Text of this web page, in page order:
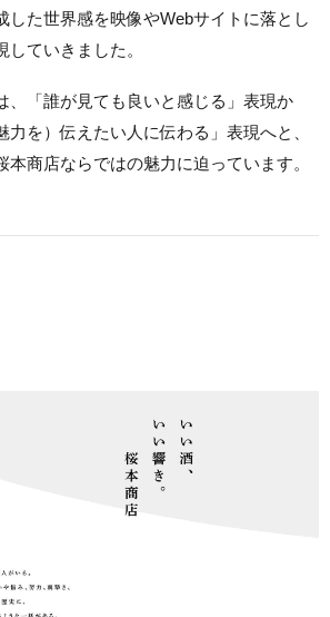
した世界感を映像やWebサイトに落とし
ていきました。
、「誰が見ても良いと感じる」表現か
力を）伝えたい人に伝わる」表現へと、
商店ならではの魅力に迫っています。